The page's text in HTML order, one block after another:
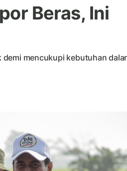
Beras, Ini
mencukupi kebutuhan